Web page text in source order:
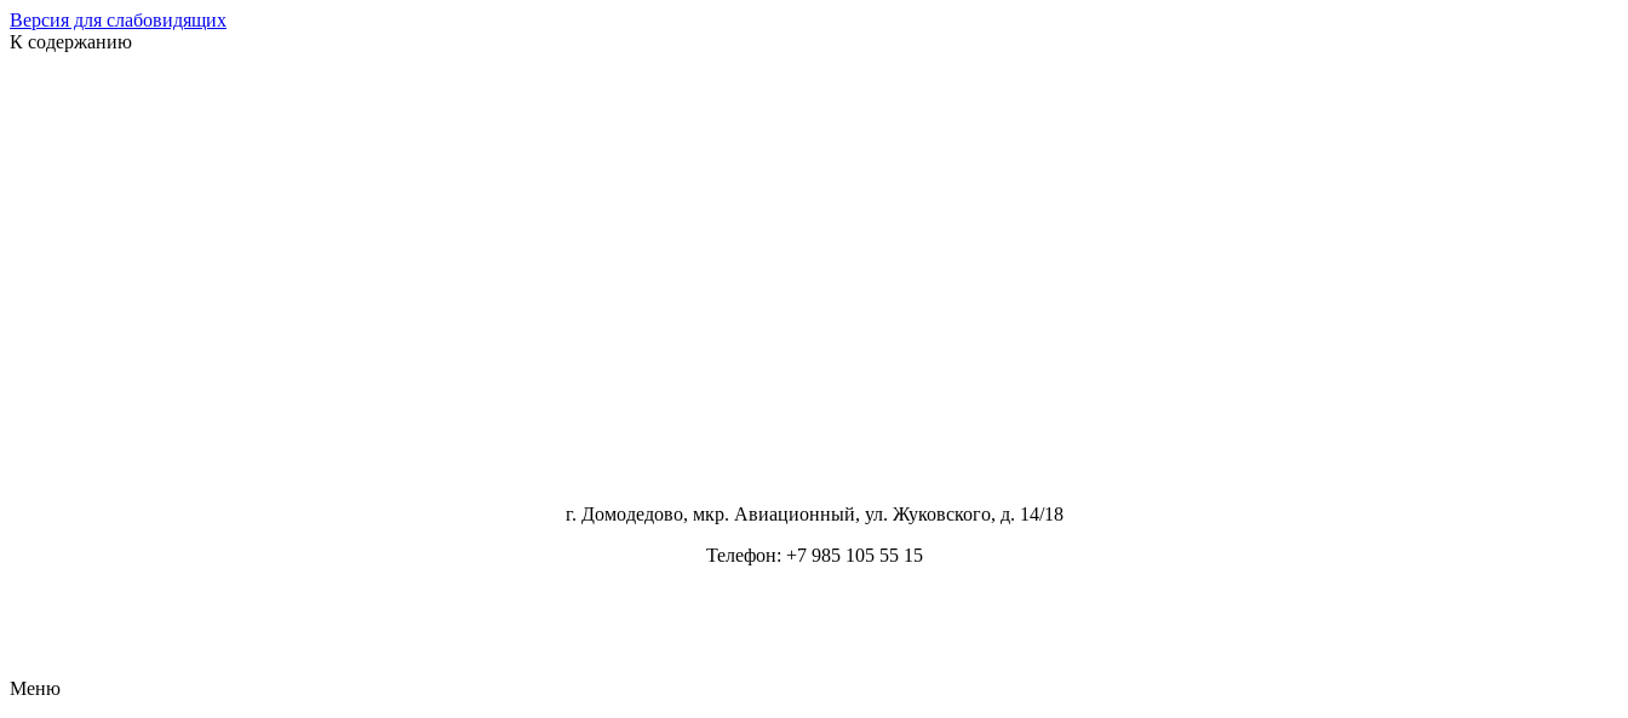
Версия для слабовидящих
К содержанию
г. Домодедово, мкр. Авиационный, ул. Жуковского, д. 14/18
Телефон: +7 985 105 55 15
Меню